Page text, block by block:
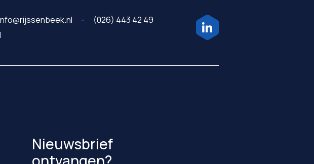
(026) 443 42 49
Nieuwsbrief